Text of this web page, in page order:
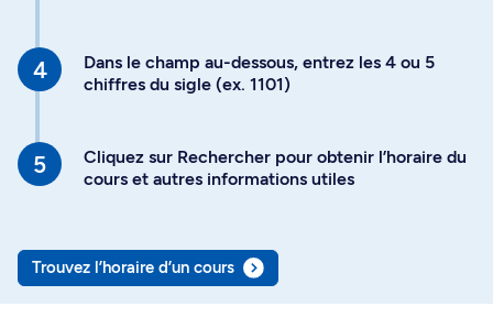
Dans le champ au-dessous, entrez les 4 ou 5
chiffres du sigle (ex. 1101)
Cliquez sur Rechercher pour obtenir l’horaire du
cours et autres informations utiles
Trouvez l’horaire d’un cours